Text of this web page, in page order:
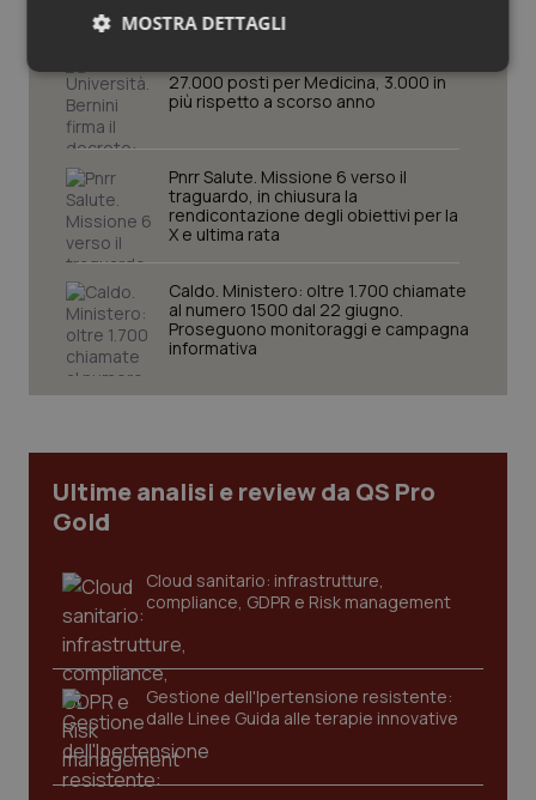
27.000 posti per Medicina, 3.000 in
più rispetto a scorso anno
Pnrr Salute. Missione 6 verso il
traguardo, in chiusura la
rendicontazione degli obiettivi per la
X e ultima rata
Caldo. Ministero: oltre 1.700 chiamate
al numero 1500 dal 22 giugno.
Proseguono monitoraggi e campagna
informativa
Ultime analisi e review da QS Pro
Gold
Cloud sanitario: infrastrutture,
compliance, GDPR e Risk management
Gestione dell'Ipertensione resistente:
dalle Linee Guida alle terapie innovative
MOSTRA DETTAGLI
Necessari Statistici Marketing
Necessari Statistici
I cookie necessari contribuiscono a rendere fruibile il
sito web abilitandone funzionalità di base quali la
navigazione sulle pagine e l'accesso alle aree
protette del sito. Il sito web non è in grado di
funzionare correttamente senza questi cookie.
Nome
Fornitore/Dominio
.youtube.com